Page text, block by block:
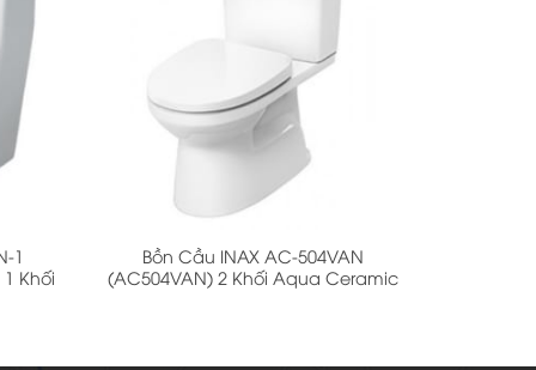
1
Khối
Bồn Cầu INAX AC-504VAN
(AC504VAN) 2 Khối Aqua Ceramic